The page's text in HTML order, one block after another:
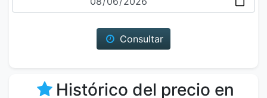
Consultar
Histórico del precio en